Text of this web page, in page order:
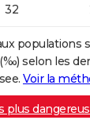
32
populations
selon les
Voir la
plus